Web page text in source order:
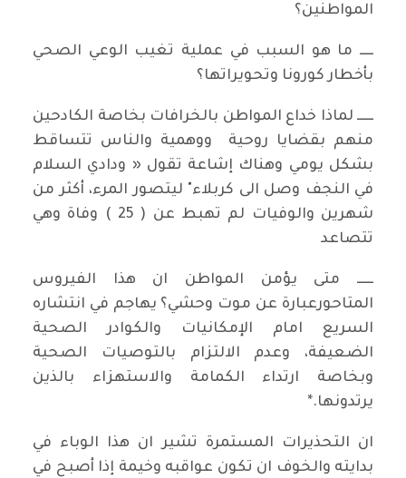
المواطنين؟
ـــــ ما هو السبب في عملية تغيب الوعي الصحي
بأخطار كورونا وتحويراتها؟
ــــــ لماذا خداع المواطن بالخرافات بخاصة الكادحين
منهم بقضايا روحية ووهمية والناس تتساقط
بشكل يومي وهناك إشاعة تقول « ودادي السلام
في النجف وصل الى كربلاء" ليتصور المرء، أكثر من
شهرين والوفيات لم تهبط عن ( 25 ) وفاة وهي
تتصاعد
ــــــ متى يؤمن المواطن ان هذا الفيروس
المتاحورعبارة عن موت وحشي؟ يهاجم في انتشاره
السريع امام الإمكانيات والكوادر الصحية
الضعيفة، وعدم الالتزام بالتوصيات الصحية
وبخاصة ارتداء الكمامة والاستهزاء بالذين
يرتدونها.*
ان التحذيرات المستمرة تشير ان هذا الوباء في
بدايته والخوف ان تكون عواقبه وخيمة إذا أصبح في